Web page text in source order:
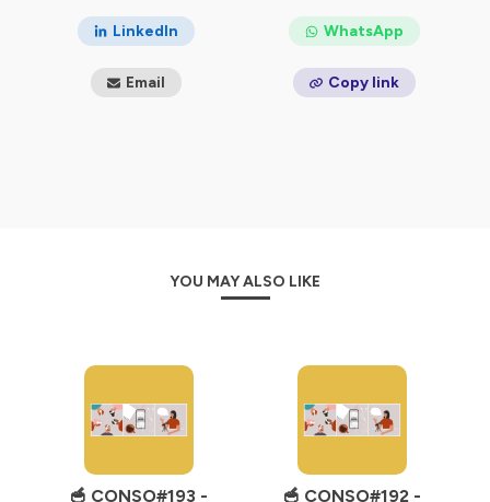
LinkedIn WhatsApp
Email Copy link
YOU MAY ALSO LIKE
🥣 CONSO#193 - 🥣 CONSO#192 -